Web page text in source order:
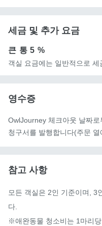
세금 및 추가 요금
큰 통5 %
객실 요금에는 일반적으로
영수증
OwlJourney 체크아웃 날짜
청구서를 발행합니다(주문
참고 사항
모든 객실은 2인 기준이며, 3
다.
※애완동물 청소비는 1마리